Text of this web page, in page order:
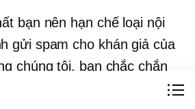
bạn nên hạn chế loại nội
gửi spam cho khán giả của
chúng tôi, bạn chắc chắn
cho mình một kỷ lục về lượt